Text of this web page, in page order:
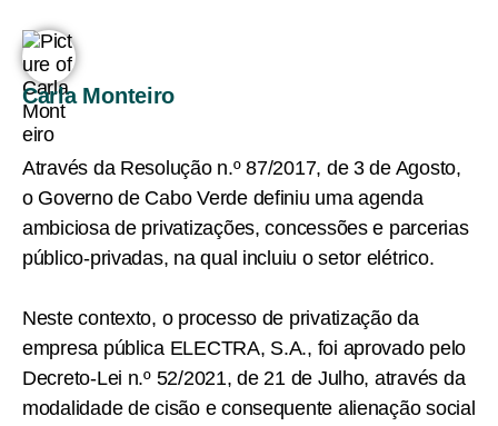
Carla Monteiro
Através da Resolução n.º 87/2017, de 3 de Agosto,
o Governo de Cabo Verde definiu uma agenda
ambiciosa de privatizações, concessões e parcerias
público-privadas, na qual incluiu o setor elétrico.
Neste contexto, o processo de privatização da
empresa pública ELECTRA, S.A., foi aprovado pelo
Decreto-Lei n.º 52/2021, de 21 de Julho, através da
modalidade de cisão e consequente alienação social